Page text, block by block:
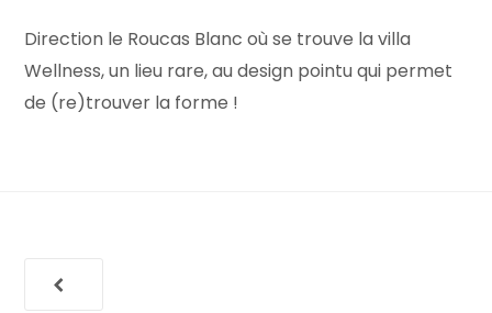
Direction le Roucas Blanc où se trouve la villa
Wellness, un lieu rare, au design pointu qui permet
de (re)trouver la forme !